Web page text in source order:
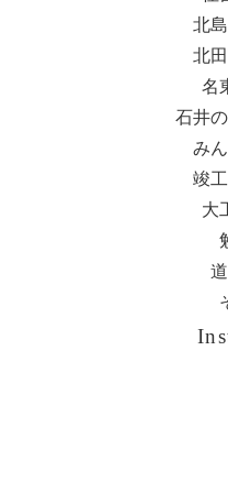
北
北
名
石井
み
竣
大